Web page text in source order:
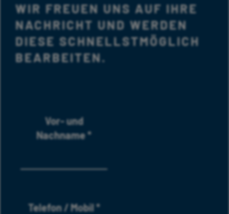
WIR FREUEN UNS AUF IHRE
NACHRICHT UND WERDEN
DIESE SCHNELLSTMÖGLICH
BEARBEITEN.
Vor- und
Nachname*
Telefon / Mobil*